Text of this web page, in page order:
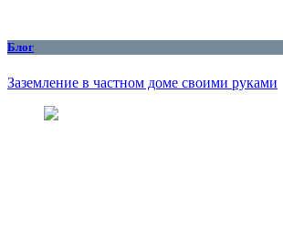
Блог
Заземление в частном доме своими руками